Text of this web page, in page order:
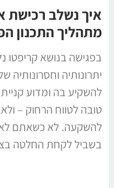
איך נשלב רכישת
מתהליך התכנון
בפגישה בנושא קריפטו
יתרונותיה וחסרונותיה
להשקיע בה ומדוע
טובה לטווח הרחוק –
להשקעה. לא כשאתם לא
בשביל לקחת החלטה